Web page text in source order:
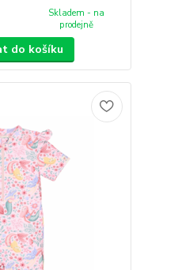
Skladem - na
prodejně
do košíku